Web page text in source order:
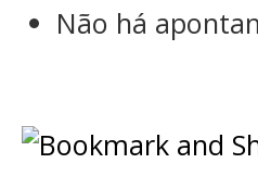
Não há